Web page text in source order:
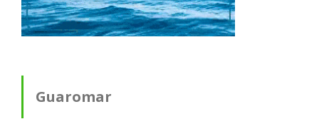
Guaromar